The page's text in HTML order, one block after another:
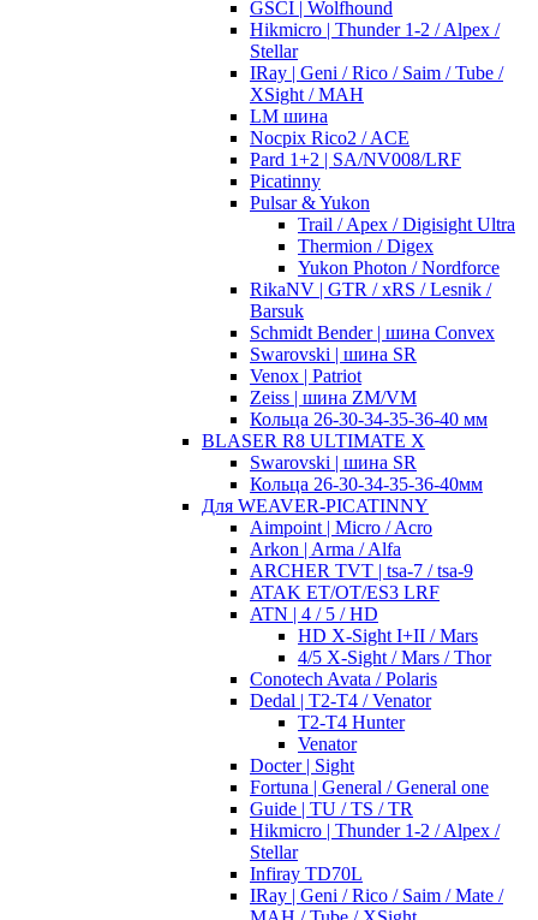
GSCI | Wolfhound
Hikmicro | Thunder 1-2 / Alpex /
Stellar
IRay | Geni / Rico / Saim / Tube /
XSight / MAH
LM шина
Nocpix Rico2 / ACE
Pard 1+2 | SA/NV008/LRF
Picatinny
Pulsar & Yukon
Trail / Apex / Digisight Ultra
Thermion / Digex
Yukon Photon / Nordforce
RikaNV | GTR / xRS / Lesnik /
Barsuk
Schmidt Bender | шина Convex
Swarovski | шина SR
Venox | Patriot
Zeiss | шина ZM/VM
Кольца 26-30-34-35-36-40 мм
BLASER R8 ULTIMATE X
Swarovski | шина SR
Кольца 26-30-34-35-36-40мм
Для WEAVER-PICATINNY
Aimpoint | Micro / Acro
Arkon | Arma / Alfa
ARCHER TVT | tsa-7 / tsa-9
ATAK ET/OT/ES3 LRF
ATN | 4 / 5 / HD
HD X-Sight I+II / Mars
4/5 X-Sight / Mars / Thor
Conotech Avata / Polaris
Dedal | T2-T4 / Venator
T2-T4 Hunter
Venator
Docter | Sight
Fortuna | General / General one
Guide | TU / TS / TR
Hikmicro | Thunder 1-2 / Alpex /
Stellar
Infiray TD70L
IRay | Geni / Rico / Saim / Mate /